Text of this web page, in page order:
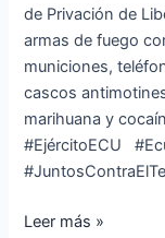
de Privación de
armas de fuego
municiones,
cascos
marihuana y
#EjércitoECU
Leer más »